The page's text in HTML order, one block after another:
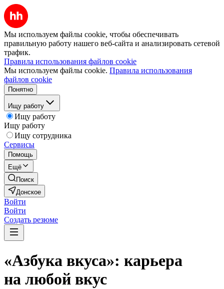
Мы используем файлы cookie, чтобы обеспечивать
правильную работу нашего веб-сайта и анализировать сетевой
трафик.
Правила использования файлов cookie
Мы используем файлы cookie. Правила использования
файлов cookie
Понятно
Ищу работу
Ищу работу
Ищу работу
Ищу сотрудника
Сервисы
Помощь
Ещё
Поиск
Донское
Войти
Войти
Создать резюме
«Азбука вкуса»: карьера
на любой вкус